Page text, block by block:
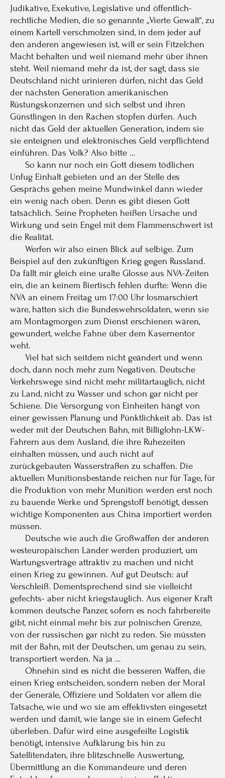
Judikative, Exekutive, Legislative und öffentlich-
rechtliche Medien, die so genannte „Vierte Gewalt“, zu
einem Kartell verschmolzen sind, in dem jeder auf
den anderen angewiesen ist, will er sein Fitzelchen
Macht behalten und weil niemand mehr über ihnen
steht. Weil niemand mehr da ist, der sagt, dass sie
Deutschland nicht urinieren dürfen, nicht das Geld
der nächsten Generation amerikanischen
Rüstungskonzernen und sich selbst und ihren
Günstlingen in den Rachen stopfen dürfen. Auch
nicht das Geld der aktuellen Generation, indem sie
sie enteignen und elektronisches Geld verpflichtend
einführen. Das Volk? Also bitte …
So kann nur noch ein Gott diesem tödlichen
Unfug Einhalt gebieten und an der Stelle des
Gesprächs gehen meine Mundwinkel dann wieder
ein wenig nach oben. Denn es gibt diesen Gott
tatsächlich. Seine Propheten heißen Ursache und
Wirkung und sein Engel mit dem Flammenschwert ist
die Realität.
Werfen wir also einen Blick auf selbige. Zum
Beispiel auf den zukünftigen Krieg gegen Russland.
Da fällt mir gleich eine uralte Glosse aus NVA-Zeiten
ein, die an keinem Biertisch fehlen durfte: Wenn die
NVA an einem Freitag um 17:00 Uhr losmarschiert
wäre, hätten sich die Bundeswehrsoldaten, wenn sie
am Montagmorgen zum Dienst erschienen wären,
gewundert, welche Fahne über dem Kasernentor
weht.
Viel hat sich seitdem nicht geändert und wenn
doch, dann noch mehr zum Negativen. Deutsche
Verkehrswege sind nicht mehr militärtauglich, nicht
zu Land, nicht zu Wasser und schon gar nicht per
Schiene. Die Versorgung von Einheiten hängt von
einer gewissen Planung und Pünktlichkeit ab. Das ist
weder mit der Deutschen Bahn, mit Billiglohn-LKW-
Fahrern aus dem Ausland, die ihre Ruhezeiten
einhalten müssen, und auch nicht auf
zurückgebauten Wasserstraßen zu schaffen. Die
aktuellen Munitionsbestände reichen nur für Tage, für
die Produktion von mehr Munition werden erst noch
zu bauende Werke und Sprengstoff benötigt, dessen
wichtige Komponenten aus China importiert werden
müssen.
Deutsche wie auch die Großwaffen der anderen
westeuropäischen Länder werden produziert, um
Wartungsverträge attraktiv zu machen und nicht
einen Krieg zu gewinnen. Auf gut Deutsch: auf
Verschleiß. Dementsprechend sind sie vielleicht
gefechts- aber nicht kriegstauglich. Aus eigener Kraft
kommen deutsche Panzer, sofern es noch fahrbereite
gibt, nicht einmal mehr bis zur polnischen Grenze,
von der russischen gar nicht zu reden. Sie müssten
mit der Bahn, mit der Deutschen, um genau zu sein,
transportiert werden. Na ja …
Ohnehin sind es nicht die besseren Waffen, die
einen Krieg entscheiden, sondern neben der Moral
der Generäle, Offiziere und Soldaten vor allem die
Tatsache, wie und wo sie am effektivsten eingesetzt
werden und damit, wie lange sie in einem Gefecht
überleben. Dafür wird eine ausgefeilte Logistik
benötigt, intensive Aufklärung bis hin zu
Satellitendaten, ihre blitzschnelle Auswertung,
Übermittlung an die Kommandeure und deren